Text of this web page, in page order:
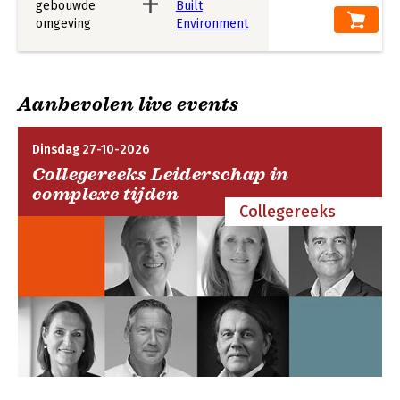
De auteurs van dit boek zijn werkzaam bij Nieman
Raadgevende Ingenieurs en hebben dagelijks beroepsmatig
Aanbevolen live events
Dinsdag 27-10-2026
Collegereeks Leiderschap in
complexe tijden
Collegereeks